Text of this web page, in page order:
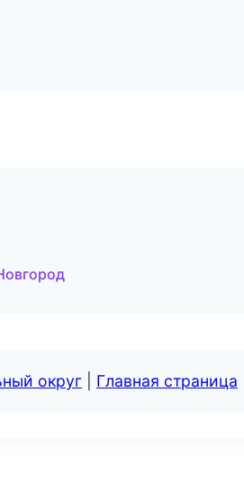
округ Главная страница